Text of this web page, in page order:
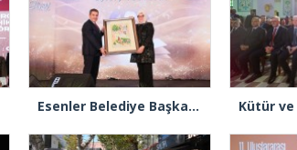
Esenler Belediye Başkanı Göksu: “Türkiye’nin en büyük kütüphanelerinden bir tanesine Cemil Meriç ismini vereceğiz”